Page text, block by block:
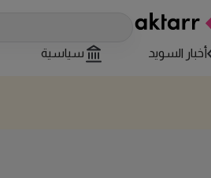
أخبار السويد سياسية